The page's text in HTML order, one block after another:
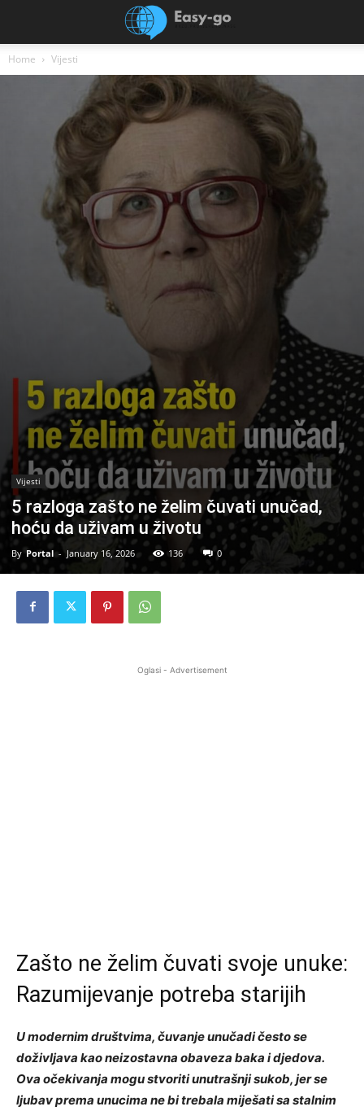
Home Vijesti
Vijesti
5 razloga zašto ne želim čuvati unučad,
hoću da uživam u životu
By Portal - January 16, 2026 136 0
Oglasi - Advertisement
Zašto ne želim čuvati svoje unuke:
Razumijevanje potreba starijih
U modernim društvima, čuvanje unučadi često se
doživljava kao neizostavna obaveza baka i djedova.
Ova očekivanja mogu stvoriti unutrašnji sukob, jer se
ljubav prema unucima ne bi trebala miješati sa stalnim